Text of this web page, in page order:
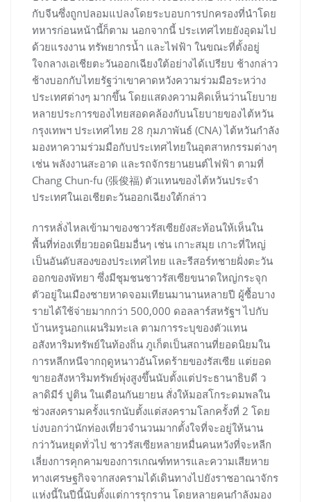
กับจีนซึ่งถูกปลอมแปลงโดยระบอบการปกครองที่นำโดย
ทหารก่อนหน้านี้ก็ตาม นอกจากนี้ ประเทศไทยยังอุดมไป
ด้วยแรงงาน ทรัพยากรน้ำ และไฟฟ้า ในขณะที่ตั้งอยู่
ใจกลางเอเชียตะวันออกเฉียงใต้อย่างได้เปรียบ ช้างกล่าว
ช้างบอกกับไทยรัฐว่าเขาคาดหวังความร่วมมือระหว่าง
ประเทศต่างๆ มากขึ้น โดยแสดงความคิดเห็นว่านโยบาย
หลายประการของไทยสอดคล้องกับนโยบายของไต้หวัน
กรุงเทพฯ ประเทศไทย 28 กุมภาพันธ์ (CNA) ไต้หวันกำลัง
มองหาความร่วมมือกับประเทศไทยในอุตสาหกรรมต่างๆ
เช่น พลังงานสะอาด และรถจักรยานยนต์ไฟฟ้า ตามที่
Chang Chun-fu (張俊福) ตัวแทนของไต้หวันประจำ
ประเทศในเอเชียตะวันออกเฉียงใต้กล่าว
การหลั่งไหลเข้ามาของชาวรัสเซียยังสะท้อนให้เห็นใน
พื้นที่ท่องเที่ยวยอดนิยมอื่นๆ เช่น เกาะสมุย เกาะที่ใหญ่
เป็นอันดับสองของประเทศไทย และรีสอร์ทชายฝั่งตะวัน
ออกของพัทยา ซึ่งมีชุมชนชาวรัสเซียขนาดใหญ่กระจุก
ตัวอยู่ในเมืองชายหาดจอมเทียนมานานหลายปี ผู้ซื้อบาง
รายได้ใช้จ่ายมากกว่า 500,000 ดอลลาร์สหรัฐฯ ไปกับ
บ้านหรูนอกแผนริมทะเล ตามการระบุของตัวแทน
อสังหาริมทรัพย์ในท้องถิ่น ภูเก็ตเป็นสถานที่ยอดนิยมใน
การหลีกหนีจากฤดูหนาวอันโหดร้ายของรัสเซีย แต่ยอด
ขายอสังหาริมทรัพย์พุ่งสูงขึ้นนับตั้งแต่ประธานาธิบดี ว
ลาดิมีร์ ปูติน ในเดือนกันยายน สั่งให้มอสโกระดมพลใน
ช่วงสงครามครั้งแรกนับตั้งแต่สงครามโลกครั้งที่ 2 โดย
บ่งบอกว่านักท่องเที่ยวจำนวนมากตั้งใจที่จะอยู่ให้นาน
กว่าวันหยุดทั่วไป ชาวรัสเซียหลายหมื่นคนหวังที่จะหลีก
เลี่ยงการคุกคามของการเกณฑ์ทหารและความเสียหาย
ทางเศรษฐกิจจากสงครามได้เดินทางไปยังราชอาณาจักร
แห่งนี้ในปีนี้นับตั้งแต่การรุกราน โดยหลายคนกำลังมอง